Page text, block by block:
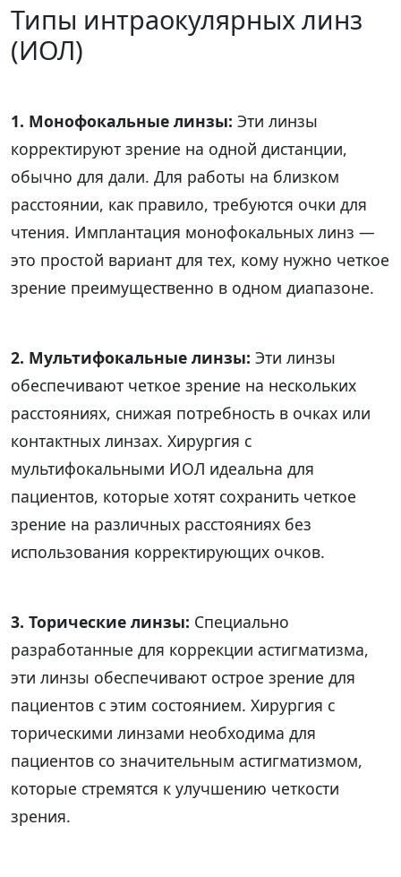
Типы интраокулярных линз
(ИОЛ)
1. Монофокальные линзы: Эти линзы
корректируют зрение на одной дистанции,
обычно для дали. Для работы на близком
расстоянии, как правило, требуются очки для
чтения. Имплантация монофокальных линз —
это простой вариант для тех, кому нужно четкое
зрение преимущественно в одном диапазоне.
2. Мультифокальные линзы: Эти линзы
обеспечивают четкое зрение на нескольких
расстояниях, снижая потребность в очках или
контактных линзах. Хирургия с
мультифокальными ИОЛ идеальна для
пациентов, которые хотят сохранить четкое
зрение на различных расстояниях без
использования корректирующих очков.
3. Торические линзы: Специально
разработанные для коррекции астигматизма,
эти линзы обеспечивают острое зрение для
пациентов с этим состоянием. Хирургия с
торическими линзами необходима для
пациентов со значительным астигматизмом,
которые стремятся к улучшению четкости
зрения.